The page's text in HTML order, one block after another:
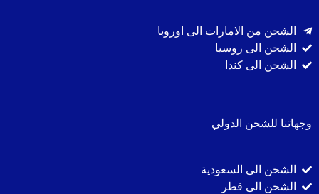
الشحن من الامارات الى اوروبا
الشحن الى روسيا
الشحن الى كندا
وجهاتنا للشحن الدولي
الشحن الى السعودية
الشحن الى قطر